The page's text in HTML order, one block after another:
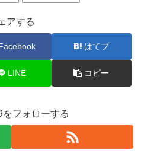
アする
はてブ
LINE コピー
フォローする